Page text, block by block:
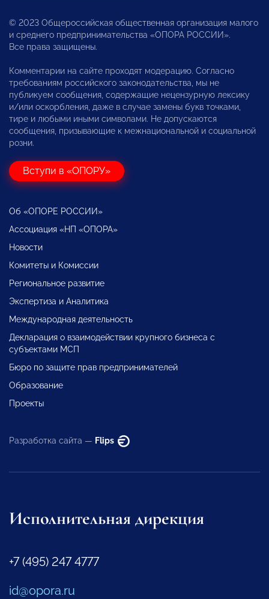
© 2023 Общероссийская общественная организация малого
и среднего предпринимательства «ОПОРА РОССИИ».
Все права защищены.
Комментарии на сайте проходят модерацию. Согласно
требованиям российского законодательства, мы не
публикуем сообщения, содержащие нецензурную лексику
и/или оскорбления, даже в случае замены букв точками,
тире и любыми иными символами. Не допускаются
сообщения, призывающие к межнациональной и социальной
розни.
Вступи в «ОПОРУ»
Об «ОПОРЕ РОССИИ»
Ассоциация «НП «ОПОРА»
Новости
Комитеты и Комиссии
Региональное развитие
Экспертиза и Аналитика
Международная деятельность
Декларация о взаимодействии крупного бизнеса с
субъектами МСП
Бюро по защите прав предпринимателей
Образование
Проекты
Разработка сайта — Flips
Исполнительная дирекция
+7 (495) 247 4777
id@opora.ru